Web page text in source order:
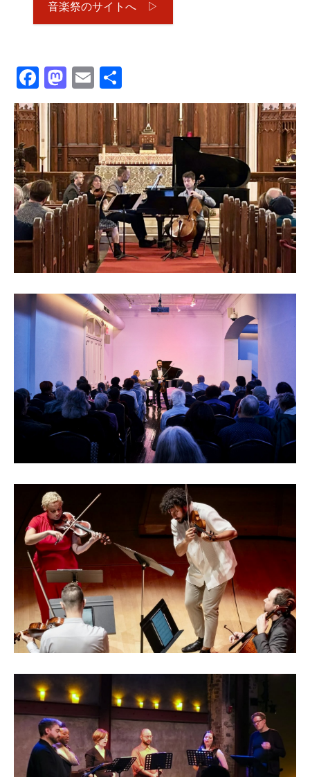
音楽祭のサイトへ ▷
Facebook
Mastodon
Email
有